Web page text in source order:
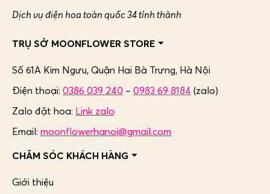
Dịch vụ điện hoa toàn quốc 34 tỉnh thành
TRỤ SỞ MOONFLOWER STORE
Số 61A Kim Ngưu, Quận Hai Bà Trưng, Hà Nội
Điện thoại: 0386 039 240 – 0983 69 8184 (zalo)
Zalo đặt hoa: Link zalo
Email: moonflowerhanoi@gmail.com
CHĂM SÓC KHÁCH HÀNG
Giới thiệu